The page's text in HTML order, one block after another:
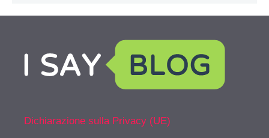
Dichiarazione sulla Privacy (UE)